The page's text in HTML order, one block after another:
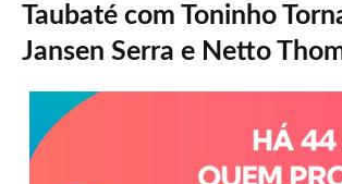
Taubaté com Toninho
Jansen Serra e Netto